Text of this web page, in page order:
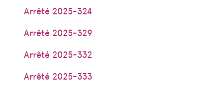
Arrêté 2025-324
Arrêté 2025-329
Arrêté 2025-332
Arrêté 2025-333